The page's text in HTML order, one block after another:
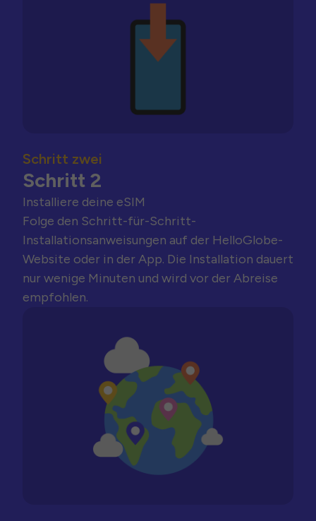
Schritt zwei
Schritt 2
Installiere deine eSIM
Folge den Schritt-für-Schritt-
Installationsanweisungen auf der HelloGlobe-
Website oder in der App. Die Installation dauert
nur wenige Minuten und wird vor der Abreise
empfohlen.